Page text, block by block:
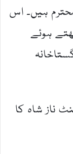
ہیں۔ اس
ہوئے
ناز شاہ کا